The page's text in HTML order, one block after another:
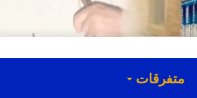
متفرقات